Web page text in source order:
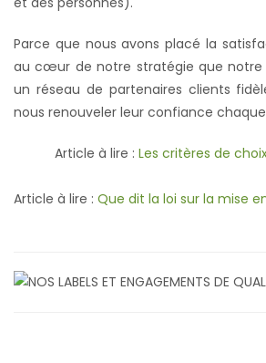
Parce que nous avons placé la
au cœur de notre stratégie que notre
un réseau de partenaires clients
nous renouveler leur confiance
Article à lire : Les critères de
Article à lire : Que dit la loi sur la mise